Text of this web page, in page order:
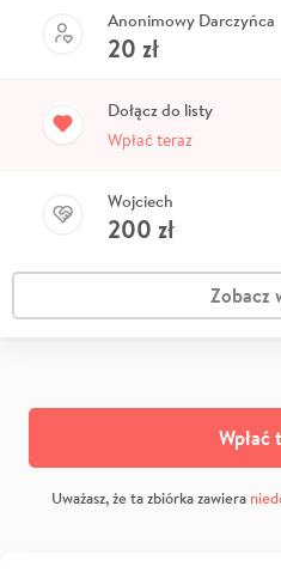
Anonimowy Darczyńca
20 zł
Dołącz do listy
Wpłać teraz
Wojciech
200 zł
Zobacz
Wpłać
Uważasz, że ta zbiórka zawiera